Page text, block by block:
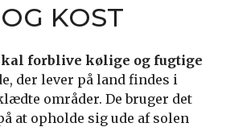
KOST
forblive kølige og fugtige
der lever på land findes i
områder. De bruger det
at opholde sig ude af solen